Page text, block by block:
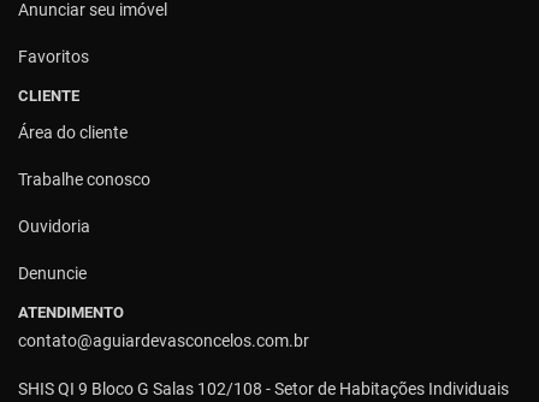
Anunciar seu imóvel
Favoritos
CLIENTE
Área do cliente
Trabalhe conosco
Ouvidoria
Denuncie
ATENDIMENTO
contato@aguiardevasconcelos.com.br
SHIS QI 9 Bloco G Salas 102/108 - Setor de Habitações Individuais